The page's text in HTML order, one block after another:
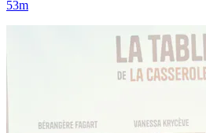
53m